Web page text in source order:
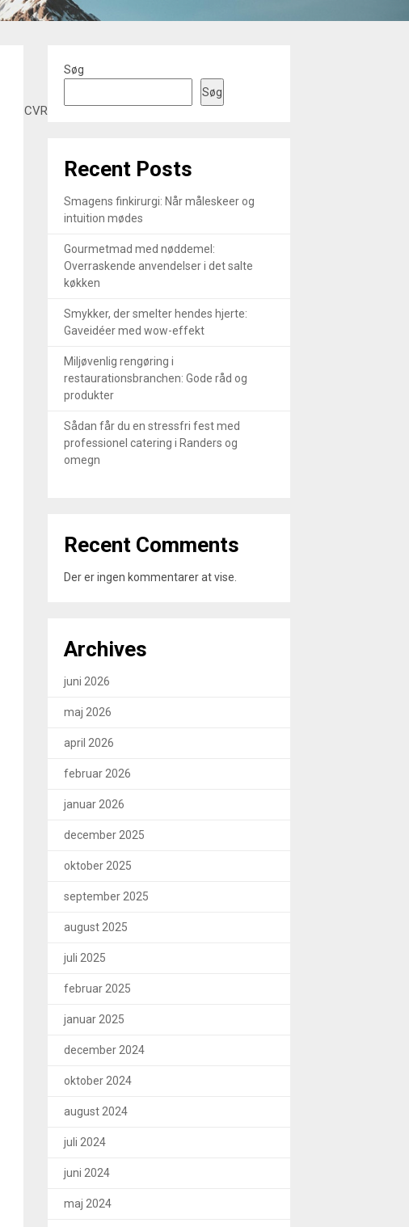
Søg
Søg
Recent Posts
Smagens finkirurgi: Når måleskeer og
intuition mødes
Gourmetmad med nøddemel:
Overraskende anvendelser i det salte
køkken
Smykker, der smelter hendes hjerte:
Gaveidéer med wow-effekt
Miljøvenlig rengøring i
restaurationsbranchen: Gode råd og
produkter
Sådan får du en stressfri fest med
professionel catering i Randers og
omegn
Recent Comments
Der er ingen kommentarer at vise.
Archives
juni 2026
maj 2026
april 2026
februar 2026
januar 2026
december 2025
oktober 2025
september 2025
august 2025
juli 2025
februar 2025
januar 2025
december 2024
oktober 2024
august 2024
juli 2024
juni 2024
maj 2024
CVR